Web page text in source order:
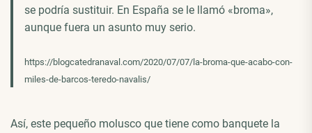
se podría sustituir. En España se le llamó «broma»,
aunque fuera un asunto muy serio.
https://blogcatedranaval.com/2020/07/07/la-broma-que-acabo-con-
miles-de-barcos-teredo-navalis/
Así, este pequeño molusco que tiene como banquete la